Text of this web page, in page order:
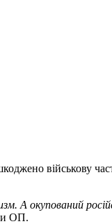
військову
А окупований
ОП.